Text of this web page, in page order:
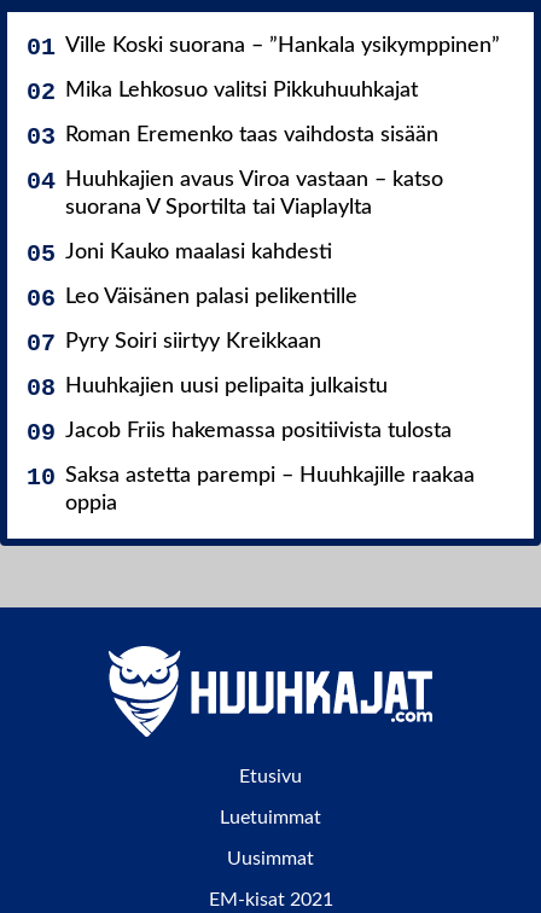
Ville Koski suorana – ”Hankala ysikymppinen”
Mika Lehkosuo valitsi Pikkuhuuhkajat
Roman Eremenko taas vaihdosta sisään
Huuhkajien avaus Viroa vastaan – katso
suorana V Sportilta tai Viaplaylta
Joni Kauko maalasi kahdesti
Leo Väisänen palasi pelikentille
Pyry Soiri siirtyy Kreikkaan
Huuhkajien uusi pelipaita julkaistu
Jacob Friis hakemassa positiivista tulosta
Saksa astetta parempi – Huuhkajille raakaa
oppia
Etusivu
Luetuimmat
Uusimmat
EM-kisat 2021